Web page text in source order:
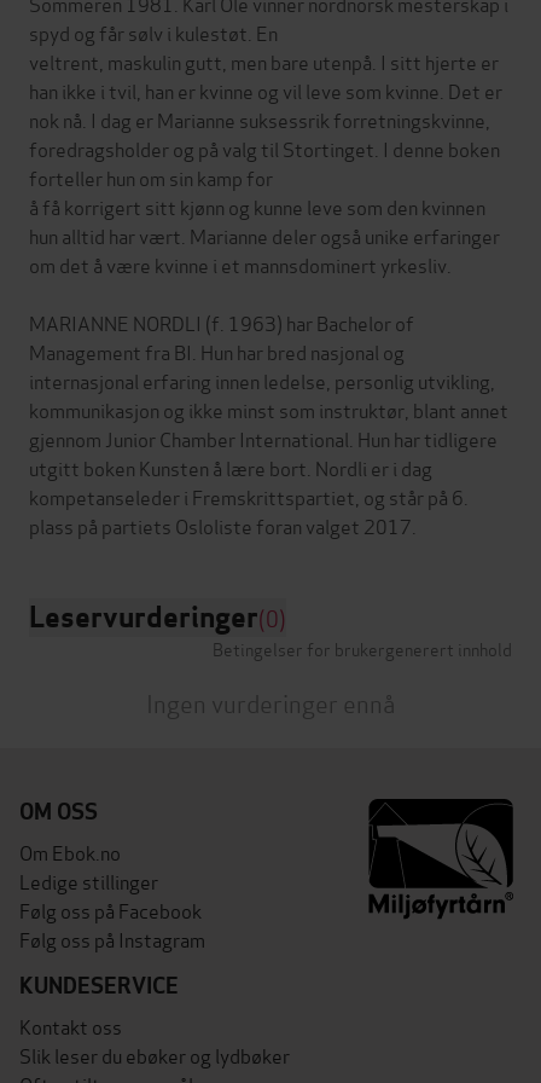
spyd og får sølv i kulestøt. En
veltrent, maskulin gutt, men bare utenpå. I sitt hjerte er
han ikke i tvil, han er kvinne og vil leve som kvinne. Det er
nok nå. I dag er Marianne suksessrik forretningskvinne,
foredragsholder og på valg til Stortinget. I denne boken
forteller hun om sin kamp for
å få korrigert sitt kjønn og kunne leve som den kvinnen
hun alltid har vært. Marianne deler også unike erfaringer
om det å være kvinne i et mannsdominert yrkesliv.
MARIANNE NORDLI (f. 1963) har Bachelor of
Management fra BI. Hun har bred nasjonal og
internasjonal erfaring innen ledelse, personlig utvikling,
kommunikasjon og ikke minst som instruktør, blant annet
gjennom Junior Chamber International. Hun har tidligere
utgitt boken Kunsten å lære bort. Nordli er i dag
kompetanseleder i Fremskrittspartiet, og står på 6.
Leservurderinger(0)
Betingelser for brukergenerert innhold
Ingen vurderinger ennå
OM OSS
Om Ebok.no
Ledige stillinger
Følg oss på Facebook
Følg oss på Instagram
KUNDESERVICE
Kontakt oss
Slik leser du ebøker og lydbøker